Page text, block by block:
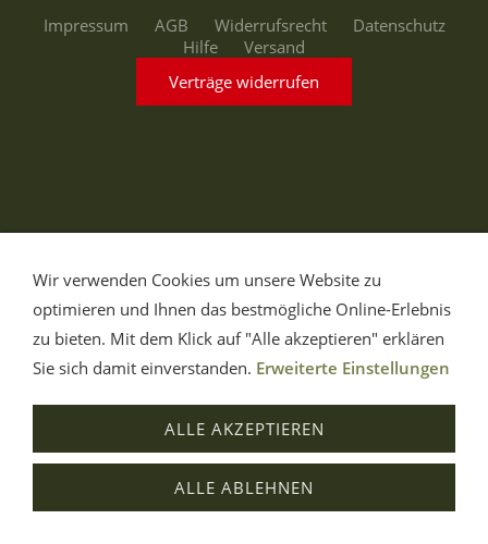
Impressum AGB Widerrufsrecht
Datenschutz
Hilfe
Versand
Verträge widerrufen
Wir verwenden Cookies um unsere Website zu
optimieren und Ihnen das bestmögliche Online-Erlebnis
zu bieten. Mit dem Klick auf "Alle akzeptieren" erklären
Sie sich damit einverstanden. Erweiterte Einstellungen
ALLE AKZEPTIEREN
ALLE ABLEHNEN